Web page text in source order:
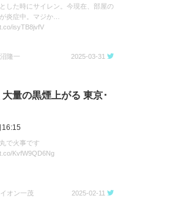
した時にサイレン。今現在、部屋の
炎症中。マジか…
isyTB8jvfV
隆一 2025-03-31
量の黒煙上がる 東京･
で火事です
KvfW9QD6Ng
オン一茂 2025-02-11